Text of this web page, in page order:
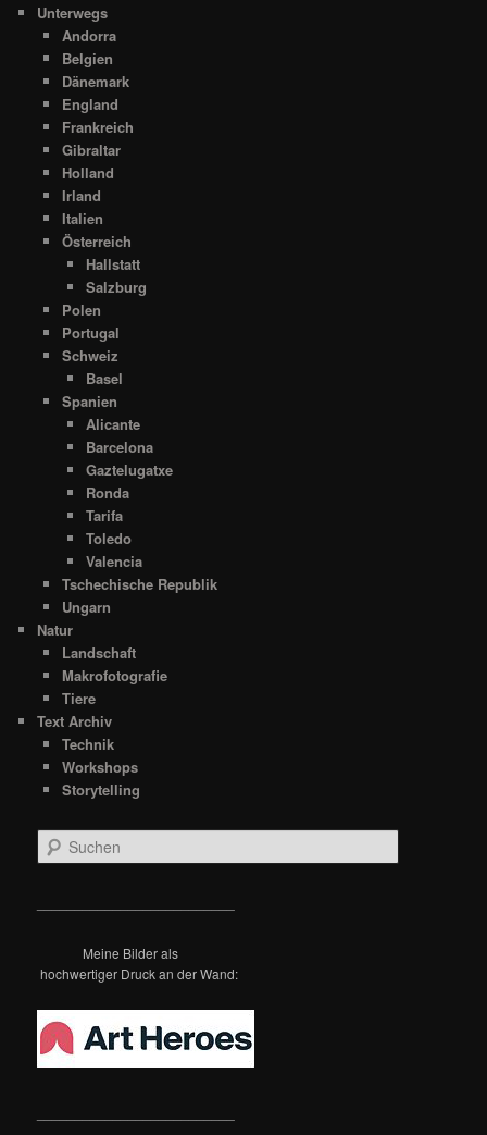
Unterwegs
Andorra
Belgien
Dänemark
England
Frankreich
Gibraltar
Holland
Irland
Italien
Österreich
Hallstatt
Salzburg
Polen
Portugal
Schweiz
Basel
Spanien
Alicante
Barcelona
Gaztelugatxe
Ronda
Tarifa
Toledo
Valencia
Tschechische Republik
Ungarn
Natur
Landschaft
Makrofotografie
Tiere
Text Archiv
Technik
Workshops
Storytelling
u
Meine Bilder als
hochwertiger Druck an der Wand: